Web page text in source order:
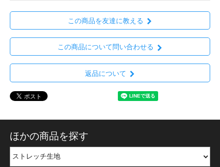
この商品を友達に教える
この商品について問い合わせる
返品について
ほかの商品を探す